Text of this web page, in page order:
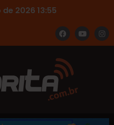
2026 13:55